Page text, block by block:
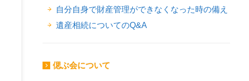
自分自身で財産管理ができなくなった時の備え
遺産相続についてのQ&A
偲ぶ会について